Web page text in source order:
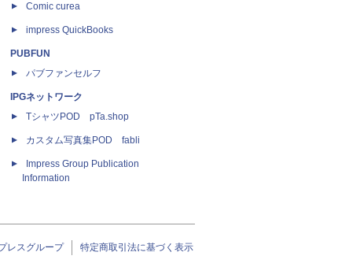
Comic curea
impress QuickBooks
PUBFUN
パブファンセルフ
IPGネットワーク
TシャツPOD pTa.shop
カスタム写真集POD fabli
Impress Group Publication
Information
レスグループ 特定商取引法に基づく表示